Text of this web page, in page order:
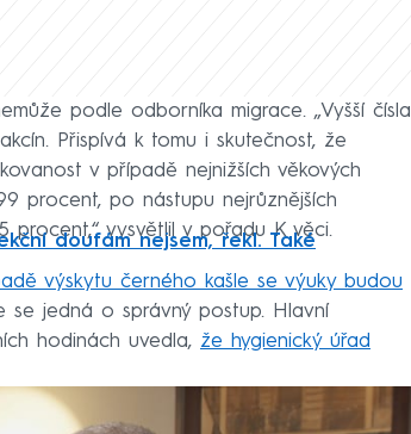
podle odborníka migrace. „Vyšší čísla
Přispívá k tomu i skutečnost, že
v případě nejnižších věkových
procent, po nástupu nejrůznějších
vysvětlil v pořadu K věci.
doufám nejsem, řekl. Také
výskytu černého kašle se výuky budou
se jedná o správný postup. Hlavní
hodinách uvedla, že hygienický úřad